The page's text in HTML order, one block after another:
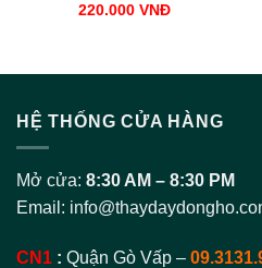
220.000 VNĐ
HỆ THỐNG CỬA HÀNG
Mở cửa: 8:30 AM – 8:30 PM
Email:
CN1 : Quận Gò Vấp –